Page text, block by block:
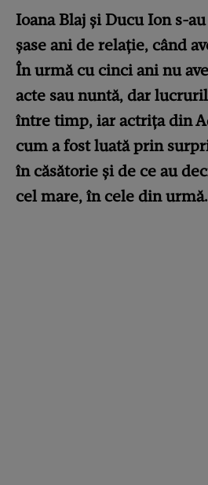
Ioana Blaj și Ducu Ion s-
șase ani de relație, când
În urmă cu cinci ani nu
acte sau nuntă, dar
între timp, iar actrița din
cum a fost luată prin
în căsătorie și de ce au
cel mare, în cele din urmă.